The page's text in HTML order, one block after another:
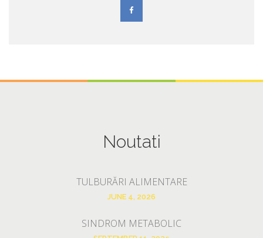
Noutati
TULBURĂRI ALIMENTARE
JUNE 4, 2026
SINDROM METABOLIC